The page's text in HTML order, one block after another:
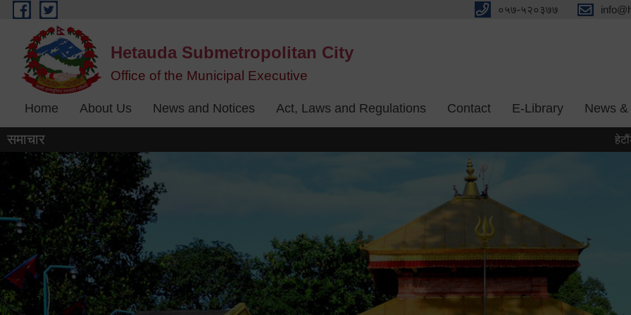
Skip to main content ०५७-५२०३७७
Hetauda Submetropolitan City
Office of the Municipal Executive
Home About Us News and Notices Act, Laws and Regulations Contact E-Library News
समाचार हेटौंडा